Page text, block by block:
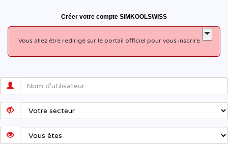
Créer votre compte SIMKOOLSWISS
Vous allez être redirigé sur le portail officiel pour vous inscrire
...